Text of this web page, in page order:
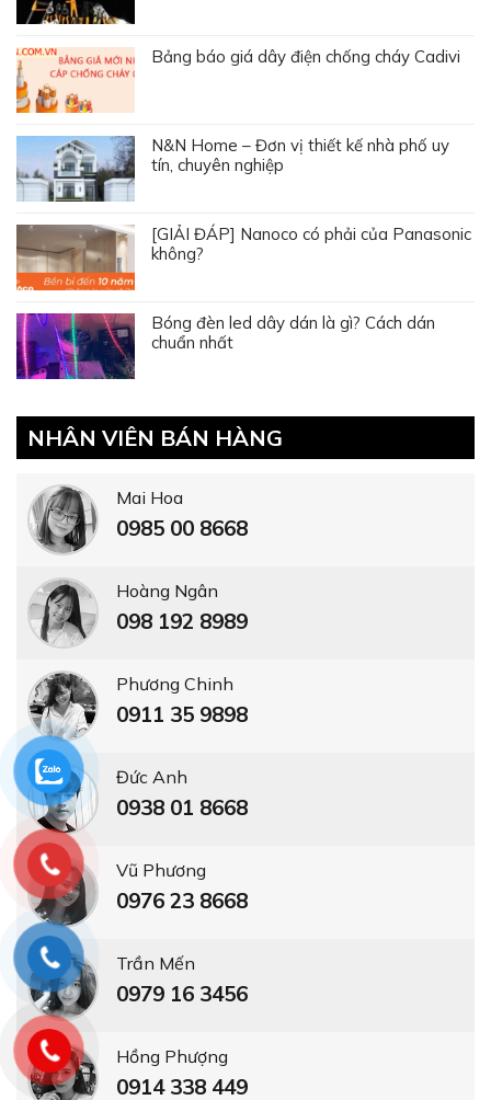
Bảng báo giá dây điện chống cháy Cadivi
N&N Home – Đơn vị thiết kế nhà phố uy
tín, chuyên nghiệp
[GIẢI ĐÁP] Nanoco có phải của Panasonic
không?
Bóng đèn led dây dán là gì? Cách dán
chuẩn nhất
NHÂN VIÊN BÁN HÀNG
Mai Hoa
0985 00 8668
Hoàng Ngân
098 192 8989
Phương Chinh
0911 35 9898
Đức Anh
0938 01 8668
Vũ Phương
0976 23 8668
Trần Mến
0979 16 3456
Hồng Phượng
0914 338 449